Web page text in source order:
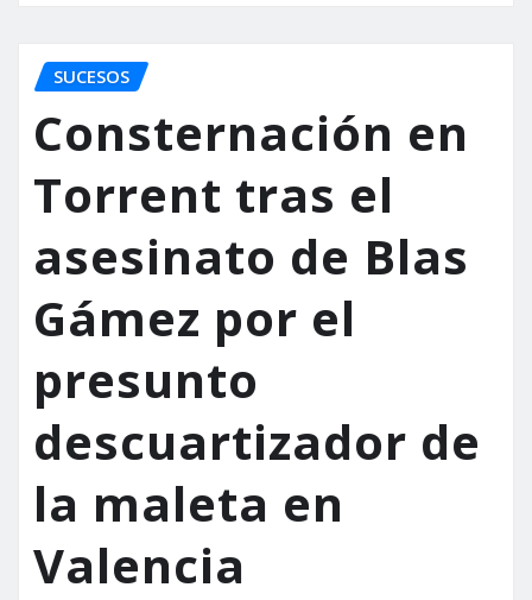
SUCESOS
Consternación en
Torrent tras el
asesinato de Blas
Gámez por el
presunto
descuartizador de
la maleta en
Valencia